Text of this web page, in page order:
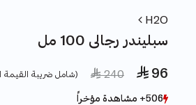
H2O
سبليندر رجالى 100 مل
 96
Price reduced from
 240
to (شامل ضريبة القيمة
506+ مشاهدة مؤخراً
506+ مشاهدة مؤخراً